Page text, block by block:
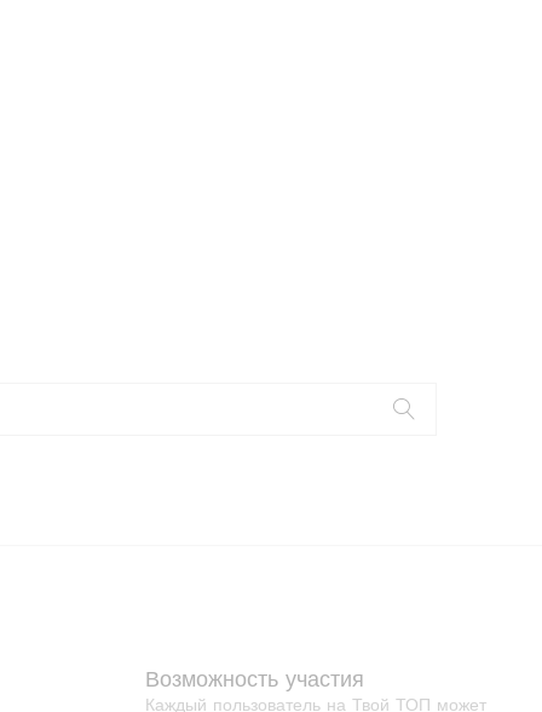
Возможность участия
Каждый пользователь на Твой ТОП может